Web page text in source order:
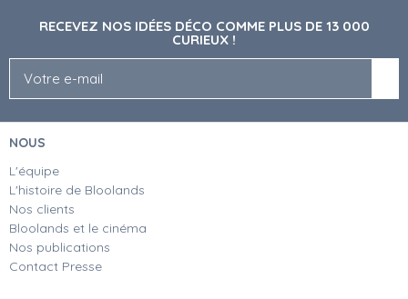
RECEVEZ NOS IDÉES DÉCO COMME PLUS DE 13 000
CURIEUX !
NOUS
L'équipe
L'histoire de Bloolands
Nos clients
Bloolands et le cinéma
Nos publications
Contact Presse